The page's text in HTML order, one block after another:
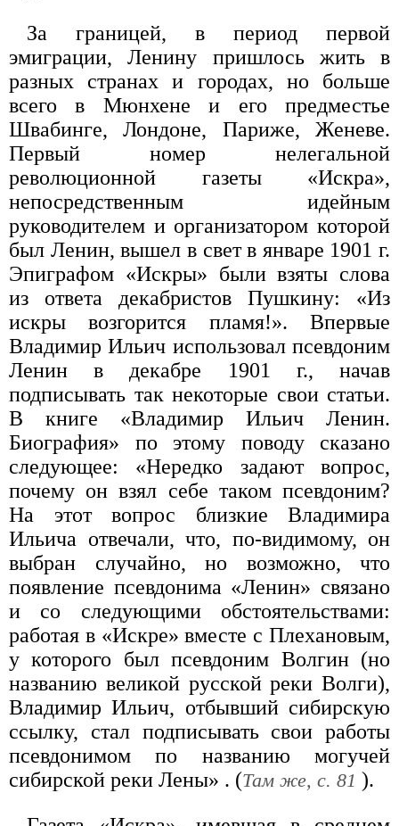
За границей, в период первой
эмиграции, Ленину пришлось жить в
разных странах и городах, но больше
всего в Мюнхене и его предместье
Швабинге, Лондоне, Париже, Женеве.
Первый номер нелегальной
революционной газеты «Искра»,
непосредственным идейным
руководителем и организатором которой
был Ленин, вышел в свет в январе 1901 г.
Эпиграфом «Искры» были взяты слова
из ответа декабристов Пушкину: «Из
искры возгорится пламя!». Впервые
Владимир Ильич использовал псевдоним
Ленин в декабре 1901 г., начав
подписывать так некоторые свои статьи.
В книге «Владимир Ильич Ленин.
Биография» по этому поводу сказано
следующее: «Нередко задают вопрос,
почему он взял себе таком псевдоним?
На этот вопрос близкие Владимира
Ильича отвечали, что, по-видимому, он
выбран случайно, но возможно, что
появление псевдонима «Ленин» связано
и со следующими обстоятельствами:
работая в «Искре» вместе с Плехановым,
у которого был псевдоним Волгин (но
названию великой русской реки Волги),
Владимир Ильич, отбывший сибирскую
ссылку, стал подписывать свои работы
псевдонимом по названию могучей
сибирской реки Лены» . (Там же, с. 81 ).